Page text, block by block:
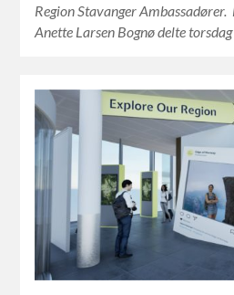
Region Stavanger
Anette Larsen Bognø delte